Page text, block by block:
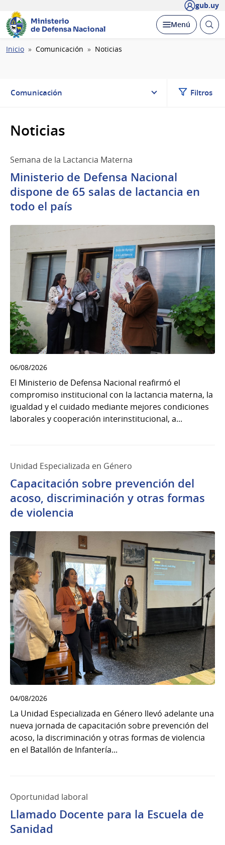
gub.uy
Ministerio
de Defensa Nacional
Desplegar
Menú Abrir
Ruta
Inicio Comunicación Noticias
Comunicación Filtros
Noticias
Semana de la Lactancia Materna
Ministerio de Defensa Nacional
dispone de 65 salas de lactancia en
todo el país
06/08/2026
El Ministerio de Defensa Nacional reafirmó el
compromiso institucional con la lactancia materna, la
igualdad y el cuidado mediante mejores condiciones
laborales y cooperación interinstitucional, a...
Unidad Especializada en Género
Capacitación sobre prevención del
acoso, discriminación y otras formas
de violencia
04/08/2026
La Unidad Especializada en Género llevó adelante una
nueva jornada de capacitación sobre prevención del
acoso, la discriminación y otras formas de violencia
en el Batallón de Infantería...
Oportunidad laboral
Llamado Docente para la Escuela de
Sanidad